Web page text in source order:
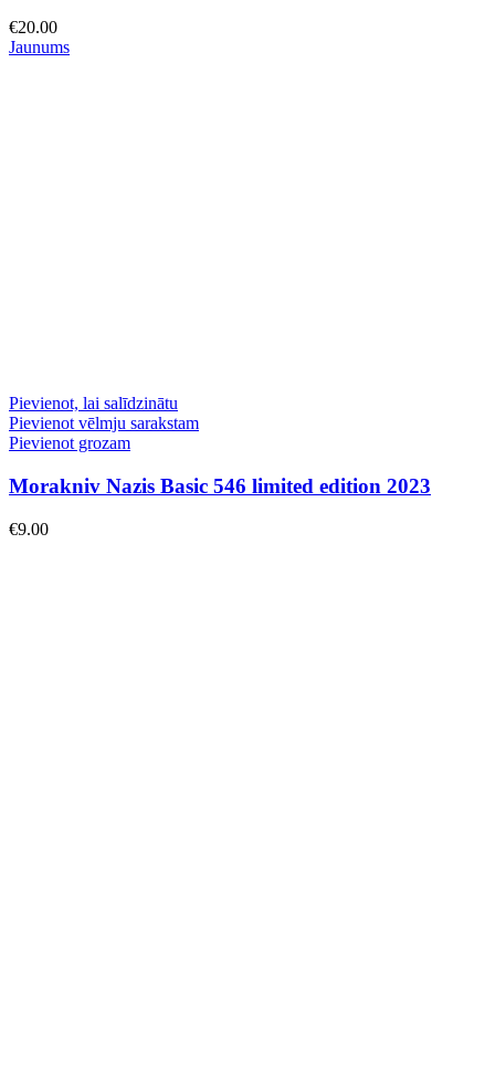
€20.00
Jaunums
Pievienot, lai salīdzinātu
Pievienot vēlmju sarakstam
Pievienot grozam
Morakniv Nazis Basic 546 limited edition 2023
€9.00